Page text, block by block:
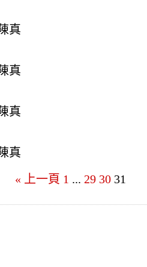
真
真
真
真
« 上一頁 1 ... 29 30 31